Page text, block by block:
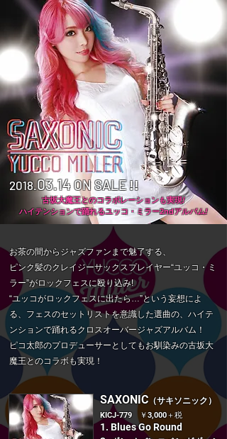
​古坂大魔王とのコラボレーションも実現!
​ハイテンションで踊れる​ユッコ・ミラー2ndアルバム!
2018.03.14ON SALE!!
お茶の間からジャズファンまで魅了する、
ピンク髪のクレイジーサックスプレイヤー“ユッコ・ミ
ラー”がロックフェスに殴り込み!
“ユッコがロックフェスに出たら…”という妄想によ
る、フェスのセットリストを意識した選曲の、ハイテ
ンションで踊れるクロスオーバージャズアルバム！
ピコ太郎のプロデューサーとしてもお馴染みの古坂大
魔王とのコラボも実現！
SAXONIC （サキソニック）
KICJ-779 ￥3,000＋税
1. Blues Go Round